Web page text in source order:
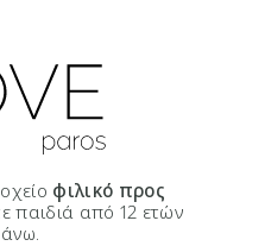
φιλικό προς
παιδιά από 12 ετών